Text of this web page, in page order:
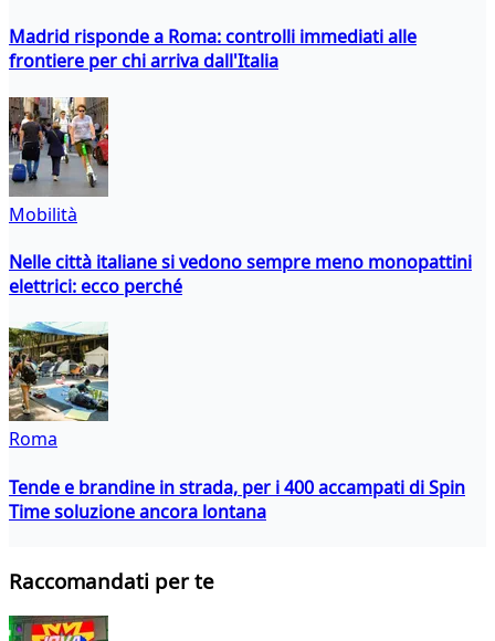
Madrid risponde a Roma: controlli immediati alle
frontiere per chi arriva dall'Italia
Mobilità
Nelle città italiane si vedono sempre meno monopattini
elettrici: ecco perché
Roma
Tende e brandine in strada, per i 400 accampati di Spin
Time soluzione ancora lontana
Raccomandati per te